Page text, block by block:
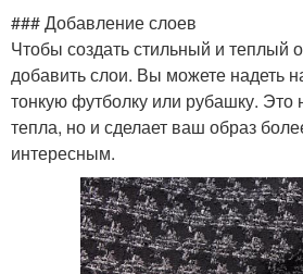
### Добавление слоев
Чтобы создать стильный и теплый
добавить слои. Вы можете надеть
тонкую футболку или рубашку. Это
тепла, но и сделает ваш образ
интересным.